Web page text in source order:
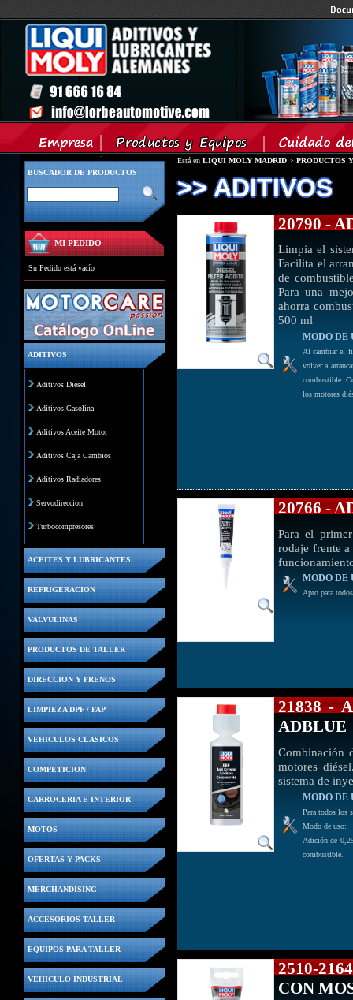
BUSCADOR DE PRODUCTOS
MI PEDIDO
Su Pedido está vacío
ADITIVOS
Aditivos Diesel
Aditivos Gasolina
Aditivos Aceite Motor
Aditivos Caja Cambios
Aditivos Radiadores
Servodireccion
Turbocompresores
ACEITES Y LUBRICANTES
REFRIGERACION
VALVULINAS
PRODUCTOS DE TALLER
DIRECCION Y FRENOS
LIMPIEZA DPF / FAP
VEHICULOS CLASICOS
COMPETICION
CARROCERIA E INTERIOR
MOTOS
OFERTAS Y PACKS
MERCHANDISING
ACCESORIOS TALLER
EQUIPOS PARA TALLER
VEHICULO INDUSTRIAL
Está en LIQUI MOLY MADRID > PRODUCTOS
>> ADITIVOS
20790 -
Limpia el
Facilita el
de
Para una
ahorra
500 ml
MODO DE
Al cambiar el
volver a
combustible.
los motores
20766 -
Para el
rodaje frente
MODO DE
Apto para
21838 -
ADBLUE
Combinación
motores
sistema de
MODO DE
Para todos los
Modo de uso:
Adición de
combustible.
2510-
CON